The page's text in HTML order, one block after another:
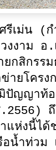
รีเม่น (ก
งาม อ.
ยกสิกร
ข่ายโคร
ปัญญาท้
ถึง
ห่งนี้ได้
อน้ำท่วม